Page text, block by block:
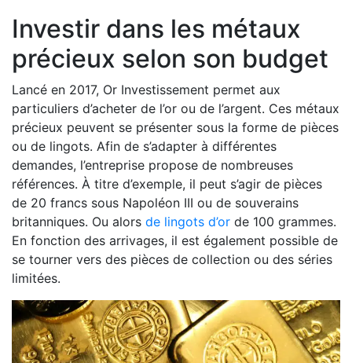
Investir dans les métaux
précieux selon son budget
Lancé en 2017, Or Investissement permet aux
particuliers d’acheter de l’or ou de l’argent. Ces métaux
précieux peuvent se présenter sous la forme de pièces
ou de lingots. Afin de s’adapter à différentes
demandes, l’entreprise propose de nombreuses
références. À titre d’exemple, il peut s’agir de pièces
de 20 francs sous Napoléon III ou de souverains
britanniques. Ou alors de lingots d’or de 100 grammes.
En fonction des arrivages, il est également possible de
se tourner vers des pièces de collection ou des séries
limitées.